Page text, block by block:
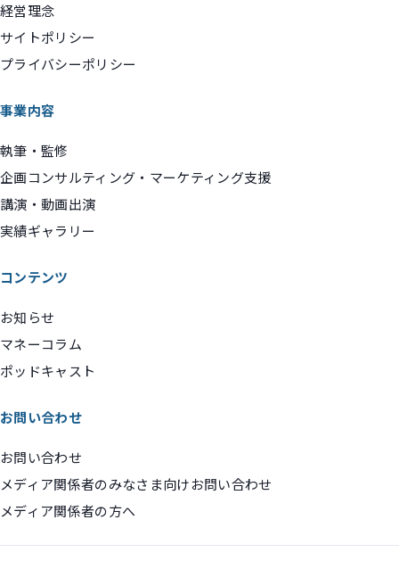
経営理念
サイトポリシー
プライバシーポリシー
事業内容
執筆・監修
企画コンサルティング・マーケティング支援
講演・動画出演
実績ギャラリー
コンテンツ
お知らせ
マネーコラム
ポッドキャスト
お問い合わせ
お問い合わせ
メディア関係者のみなさま向けお問い合わせ
メディア関係者の方へ